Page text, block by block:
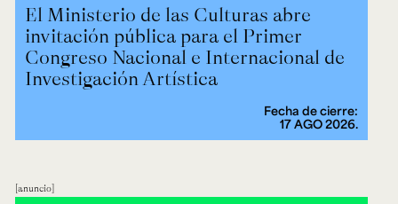
El Ministerio de las Culturas abre
invitación pública para el Primer
Congreso Nacional e Internacional de
Investigación Artística
Fecha de cierre:
17 AGO 2026.
anuncio